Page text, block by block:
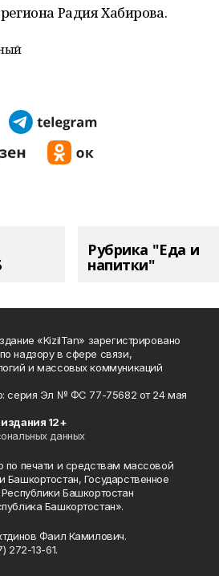
Радия Хабирова.
Рубрика "Еда и
напитки"
«KizilTan» зарегистрировано
надзору в сфере связи,
и массовых коммуникаций
серия Эл № ФС 77-75682 от 24 мая
12+
данных
по печати и средствам массовой
Государственное
Башкортостан
Башкортостан».
Фаил Камилович.
272-13-61.